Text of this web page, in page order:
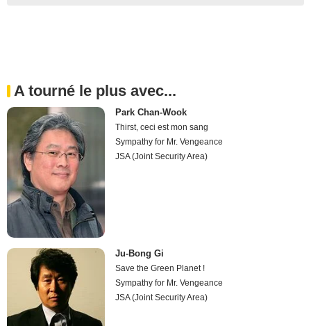
A tourné le plus avec...
Park Chan-Wook
Thirst, ceci est mon sang
Sympathy for Mr. Vengeance
JSA (Joint Security Area)
Ju-Bong Gi
Save the Green Planet !
Sympathy for Mr. Vengeance
JSA (Joint Security Area)